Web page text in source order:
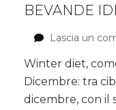
BEVANDE
Lascia un
Winter diet,
Dicembre: tra
dicembre, con il